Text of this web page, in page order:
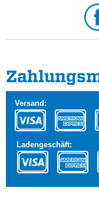
Versand:
Ladengeschäft: